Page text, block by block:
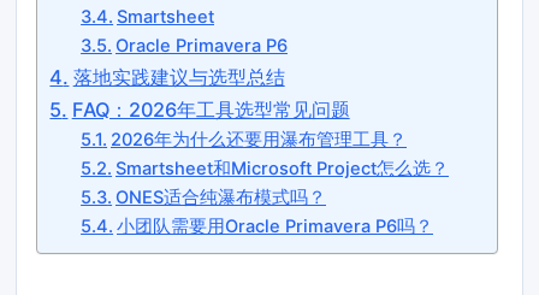
Smartsheet
Oracle Primavera P6
落地实践建议与选型总结
FAQ：2026年工具选型常见问题
2026年为什么还要用瀑布管理工具？
Smartsheet和Microsoft Project怎么选？
ONES适合纯瀑布模式吗？
小团队需要用Oracle Primavera P6吗？